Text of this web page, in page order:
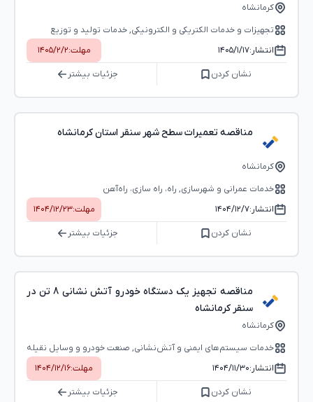
کرمانشاه
تجهیزات و خدمات الکتریکی و الکترونیکی, خدمات تولید و توزیع
صنعت برق, ابزار آلات و مصالح ساختمانی
انتشار:۱۴۰۵/۱/۱۷ مهلت:۱۴۰۵/۲/۲
نشان کردن جزئیات بیشتر
مناقصه تعمیرات سطح شهر سنقر استان کرمانشاه
کرمانشاه
خدمات عمرانی و شهرسازی, راه، راه‌ سازی، راه‌آهن
انتشار:۱۴۰۴/۱۲/۷ مهلت:۱۴۰۴/۱۲/۲۳
نشان کردن جزئیات بیشتر
مناقصه تجهیز یک دستگاه خودرو آتش نشانی 8 تن در
سنقر کرمانشاه
کرمانشاه
خدمات سیستم‌های ایمنی و آتش‌‌نشانی, صنعت خودرو و وسایل نقیله
انتشار:۱۴۰۴/۱۱/۳۰ مهلت:۱۴۰۴/۱۲/۱۶
نشان کردن جزئیات بیشتر